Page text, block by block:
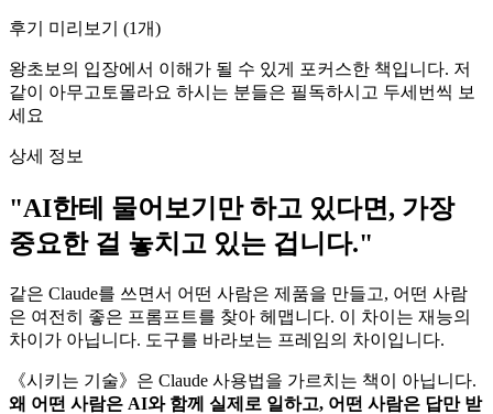
후기 미리보기 (1개)
왕초보의 입장에서 이해가 될 수 있게 포커스한 책입니다. 저
같이 아무고토몰라요 하시는 분들은 필독하시고 두세번씩 보
세요
상세 정보
"AI한테 물어보기만 하고 있다면, 가장
중요한 걸 놓치고 있는 겁니다."
같은 Claude를 쓰면서 어떤 사람은 제품을 만들고, 어떤 사람
은 여전히 좋은 프롬프트를 찾아 헤맵니다. 이 차이는 재능의
차이가 아닙니다. 도구를 바라보는 프레임의 차이입니다.
《시키는 기술》은 Claude 사용법을 가르치는 책이 아닙니다.
왜 어떤 사람은 AI와 함께 실제로 일하고, 어떤 사람은 답만 받